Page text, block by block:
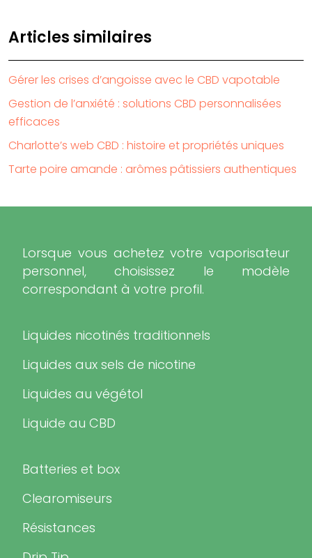
Articles similaires
Gérer les crises d’angoisse avec le CBD vapotable
Gestion de l’anxiété : solutions CBD personnalisées
efficaces
Charlotte’s web CBD : histoire et propriétés uniques
Tarte poire amande : arômes pâtissiers authentiques
Lorsque vous achetez votre vaporisateur
personnel, choisissez le modèle
correspondant à votre profil.
Liquides nicotinés traditionnels
Liquides aux sels de nicotine
Liquides au végétol
Liquide au CBD
Batteries et box
Clearomiseurs
Résistances